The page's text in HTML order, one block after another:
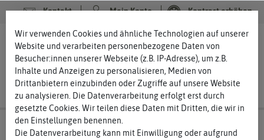
Kontakt Mein Konto Kontrast erhöhen
0 0
Anzucht & GartenzubehörWinterschutz
Filter
Wir verwenden Cookies und ähnliche Technologien auf unserer
Website und verarbeiten personenbezogene Daten von
Besucher:innen unserer Webseite (z.B. IP-Adresse), um z.B.
Inhalte und Anzeigen zu personalisieren, Medien von
Drittanbietern einzubinden oder Zugriffe auf unsere Website
zu analysieren. Die Datenverarbeitung erfolgt erst durch
gesetzte Cookies. Wir teilen diese Daten mit Dritten, die wir in
den Einstellungen benennen.
Die Datenverarbeitung kann mit Einwilligung oder aufgrund